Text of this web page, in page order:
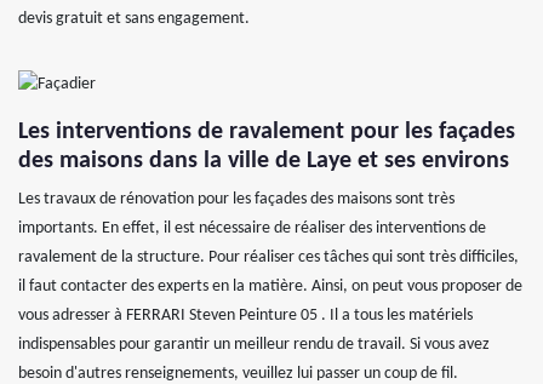
devis gratuit et sans engagement.
Les interventions de ravalement pour les façades
des maisons dans la ville de Laye et ses environs
Les travaux de rénovation pour les façades des maisons sont très
importants. En effet, il est nécessaire de réaliser des interventions de
ravalement de la structure. Pour réaliser ces tâches qui sont très difficiles,
il faut contacter des experts en la matière. Ainsi, on peut vous proposer de
vous adresser à FERRARI Steven Peinture 05 . Il a tous les matériels
indispensables pour garantir un meilleur rendu de travail. Si vous avez
besoin d'autres renseignements, veuillez lui passer un coup de fil.